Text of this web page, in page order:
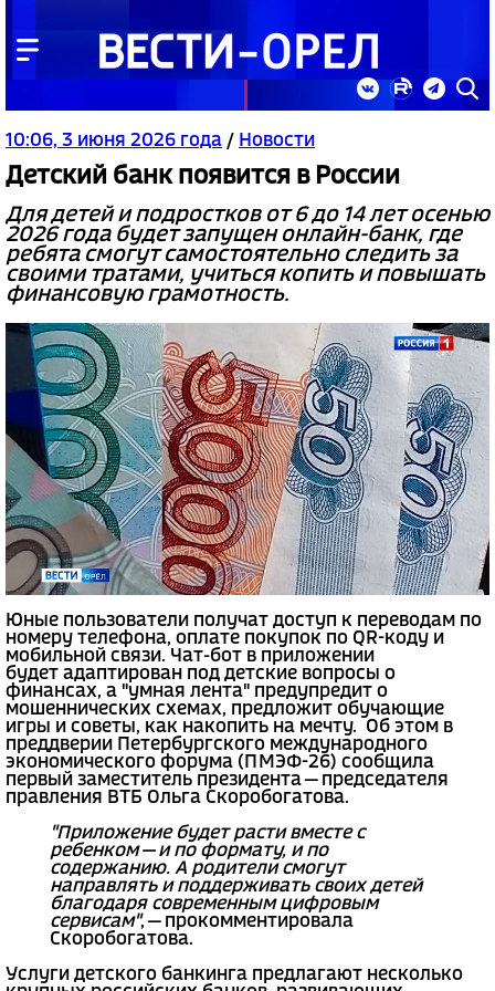
10:06, 3 июня 2026 года / Новости
Детский банк появится в России
Для детей и подростков от 6 до 14 лет осенью
2026 года будет запущен онлайн-банк, где
ребята смогут самостоятельно следить за
своими тратами, учиться копить и повышать
финансовую грамотность.
Юные пользователи получат доступ к переводам по
номеру телефона, оплате покупок по QR-коду и
мобильной связи. Чат-бот в приложении
будет адаптирован под детские вопросы о
финансах, а "умная лента" предупредит о
мошеннических схемах, предложит обучающие
игры и советы, как накопить на мечту. Об этом в
преддверии Петербургского международного
экономического форума (ПМЭФ-26) сообщила
первый заместитель президента — председателя
правления ВТБ Ольга Скоробогатова.
"Приложение будет расти вместе с
ребенком — и по формату, и по
содержанию. А родители смогут
направлять и поддерживать своих детей
благодаря современным цифровым
сервисам", — прокомментировала
Скоробогатова.
Услуги детского банкинга предлагают несколько